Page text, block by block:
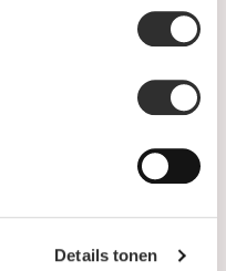
Details tonen